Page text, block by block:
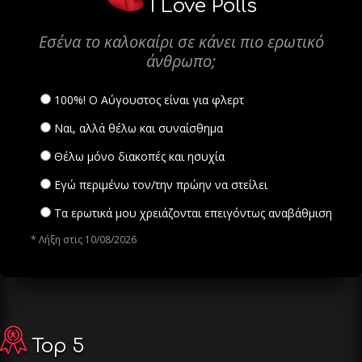
I Love Polls
Εσένα το καλοκαίρι σε κάνει πιο ερωτικό
άνθρωπο;
100%! Ο Αύγουστος είναι για φλερτ
Ναι, αλλά θέλω και συναίσθημα
Θέλω μόνο διακοπές και ησυχία
Εγώ περιμένω τον/την πρώην να στείλει
Τα ερωτικά μου χρειάζονται επειγόντως αναβάθμιση
* Λήξη στις 10/08/2026
Top 5